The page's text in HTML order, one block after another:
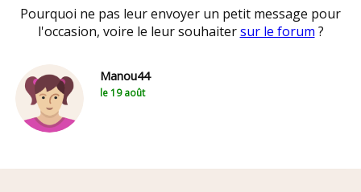
Pourquoi ne pas leur envoyer un petit message pour
l'occasion, voire le leur souhaitersur le forum ?
Manou44
le 19 août